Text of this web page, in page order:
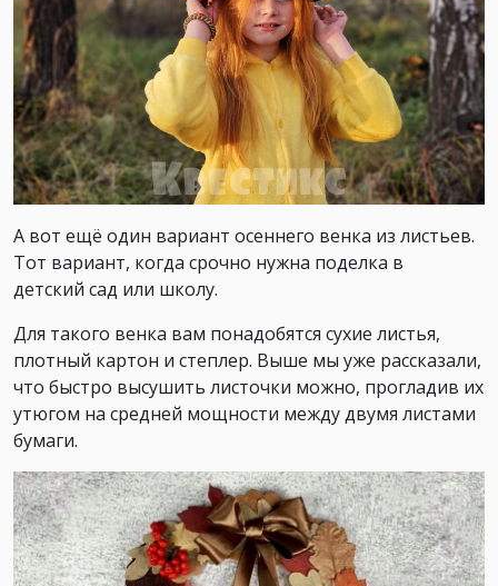
А вот ещё один вариант осеннего венка из листьев.
Тот вариант, когда срочно нужна поделка в
детский сад или школу.
Для такого венка вам понадобятся сухие листья,
плотный картон и степлер. Выше мы уже рассказали,
что быстро высушить листочки можно, прогладив их
утюгом на средней мощности между двумя листами
бумаги.